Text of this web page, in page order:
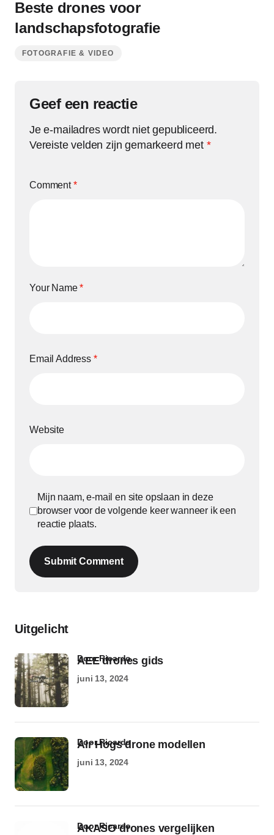
Beste drones voor
landschapsfotografie
FOTOGRAFIE & VIDEO
Geef een reactie
Je e-mailadres wordt niet gepubliceerd.
Vereiste velden zijn gemarkeerd met *
Comment*
Your Name*
Email Address *
Website
Mijn naam, e-mail en site opslaan in deze
browser voor de volgende keer wanneer ik een
reactie plaats.
Submit Comment
Uitgelicht
AEE drones gids
door Ricardo
juni 13, 2024
Air Hogs drone modellen
door Ricardo
juni 13, 2024
AKASO drones vergelijken
door Ricardo